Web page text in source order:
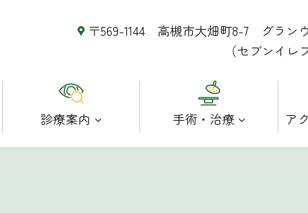
〒569-1144 高槻市大畑町8-7 グラン
（セブンイレ
診療案内 手術・治療 ア